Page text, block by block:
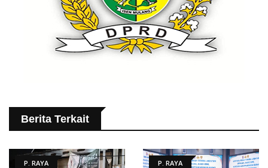
Berita Terkait
P. RAYA P. RAYA